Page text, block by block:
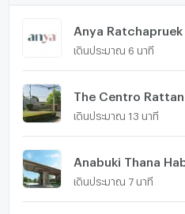
สาเหตุที่ขาย : ไม่ค่อยได้อยู่ กลับ
สถานีรถไฟฟ้า สายสีม่วง 5.00
**อาหาร
ค้า
-ตลาดศิริมงคล 80 คัน
-ตลาดสาวสยาม 80คัน
-ตลาดเจ้าพระยา ที่จอดรถ
เดินประมาณ 6 นาที
The Centro
เดินประมาณ 13 นาที
เดินประมาณ 7 นาที